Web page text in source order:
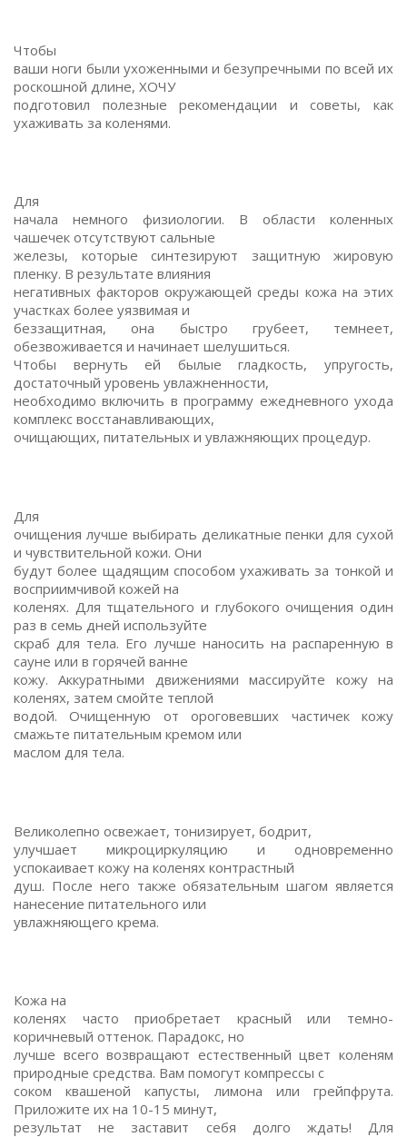
Чтобы
ваши ноги были ухоженными и безупречными по всей их
роскошной длине, ХОЧУ
подготовил полезные рекомендации и советы, как
ухаживать за коленями.
Для
начала немного физиологии. В области коленных
чашечек отсутствуют сальные
железы, которые синтезируют защитную жировую
пленку. В результате влияния
негативных факторов окружающей среды кожа на этих
участках более уязвимая и
беззащитная, она быстро грубеет, темнеет,
обезвоживается и начинает шелушиться.
Чтобы вернуть ей былые гладкость, упругость,
достаточный уровень увлажненности,
необходимо включить в программу ежедневного ухода
комплекс восстанавливающих,
очищающих, питательных и увлажняющих процедур.
Для
очищения лучше выбирать деликатные пенки для сухой
и чувствительной кожи. Они
будут более щадящим способом ухаживать за тонкой и
восприимчивой кожей на
коленях. Для тщательного и глубокого очищения один
раз в семь дней используйте
скраб для тела. Его лучше наносить на распаренную в
сауне или в горячей ванне
кожу. Аккуратными движениями массируйте кожу на
коленях, затем смойте теплой
водой. Очищенную от ороговевших частичек кожу
смажьте питательным кремом или
маслом для тела.
Великолепно освежает, тонизирует, бодрит,
улучшает микроциркуляцию и одновременно
успокаивает кожу на коленях контрастный
душ. После него также обязательным шагом является
нанесение питательного или
увлажняющего крема.
Кожа на
коленях часто приобретает красный или темно-
коричневый оттенок. Парадокс, но
лучше всего возвращают естественный цвет коленям
природные средства. Вам помогут компрессы с
соком квашеной капусты, лимона или грейпфрута.
Приложите их на 10-15 минут,
результат не заставит себя долго ждать! Для